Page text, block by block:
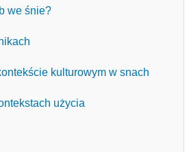
we śnie?
kulturowym w snach
użycia